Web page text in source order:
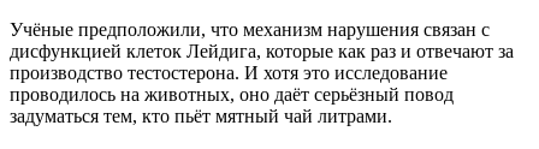
Учёные предположили, что механизм нарушения связан с
дисфункцией клеток Лейдига, которые как раз и отвечают за
производство тестостерона. И хотя это исследование
проводилось на животных, оно даёт серьёзный повод
задуматься тем, кто пьёт мятный чай литрами.